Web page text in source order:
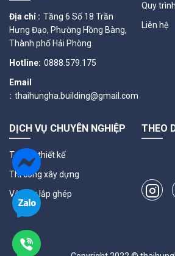
Địa chỉ : Tầng 6 Số 18 Trần
Hưng Đạo, Phường Hồng Bàng,
Thành phố Hải Phòng
Hotline: 0888.579.175
Email
: thaihungha.building@gmail.com
Quy
Liên hệ
DỊCH VỤ CHUYÊN NGHIỆP
Tư vấn thiết kế
Thi công xây dựng
Vật liệu lắp ghép
THEO